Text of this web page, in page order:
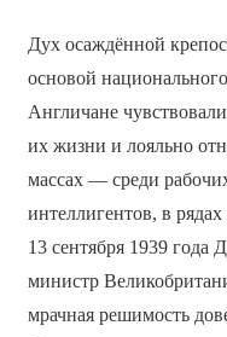
Дух осаждённой
основой
Англичане
их жизни и лояльно
массах — среди
интеллигентов, в
13 сентября 1939
министр
мрачная решимость